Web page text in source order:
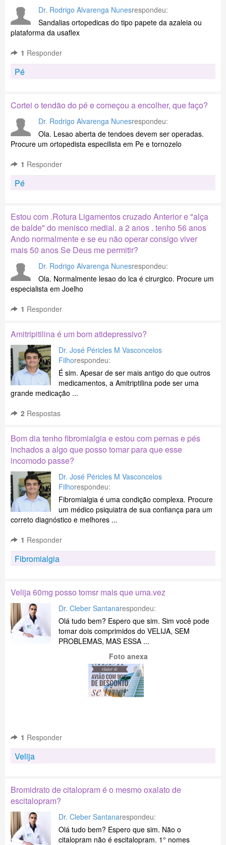
Dr. Rodrigo Alvarenga Nunesrespondeu:
Sandalias ortopedicas do tipo papete da azaleia ou
plataforma da usaflex
1 Responder
Pé
Cortei o tendão do pé e começou a encolher, que faço?
Dr. Rodrigo Alvarenga Nunesrespondeu:
Ola. Lesao aberta de tendoes devem ser operadas.
Procure um ortopedista especilista em Pe e tornozelo
1 Responder
Pé
Estou com .Rotura Ligamentos cruzado Anterior e "alça
de balde" do menisco medial. a 2 anos . tenho 56 anos
Ando normalmente e se eu não operar consigo viver
mais 50 anos Se Deus me permitir?
Dr. Rodrigo Alvarenga Nunesrespondeu:
Ola. Normalmente lesao do lca é cirurgico. Procure um
especialista em Joelho
1 Responder
Amitripitilina é um bom atidepressivo?
Dr. José Péricles M Vasconcelos
Filhorespondeu:
É sim. Apesar de ser mais antigo do que outros
medicamentos, a Amitriptilina pode ser uma
grande medicação ...
2 Respostas
Bom dia tenho fibromialgia e estou com pernas e pés
inchados a algo que posso tomar para que esse
incomodo passe?
Dr. José Péricles M Vasconcelos
Filhorespondeu:
Fibromialgia é uma condição complexa. Procure
um médico psiquiatra de sua confiança para um
correto diagnóstico e melhores ...
1 Responder
Fibromialgia
Velija 60mg posso tomsr mais que uma.vez
Dr. Cleber Santanarespondeu:
Olá tudo bem? Espero que sim. Sim você pode
tomar dois comprimidos do VELIJA, SEM
PROBLEMAS, MAS ESSA ...
Foto anexa
1 Responder
Velija
Bromidrato de citalopram é o mesmo oxalato de
escitalopram?
Dr. Cleber Santanarespondeu:
Olá tudo bem? Espero que sim. Não o
citalopram não é escitalopram. 1° nomes